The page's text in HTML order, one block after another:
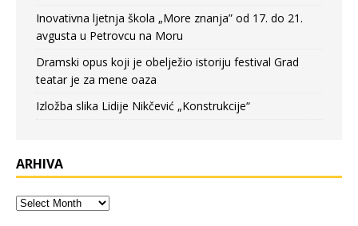
Inovativna ljetnja škola „More znanja” od 17. do 21.
avgusta u Petrovcu na Moru
Dramski opus koji je obelježio istoriju festival Grad
teatar je za mene oaza
Izložba slika Lidije Nikčević „Konstrukcije“
ARHIVA